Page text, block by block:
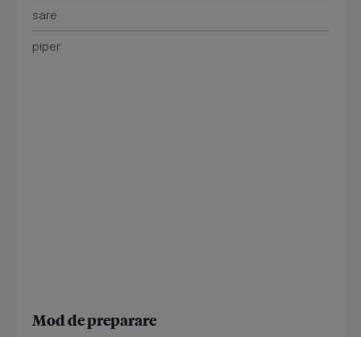
sare
piper
Mod de preparare